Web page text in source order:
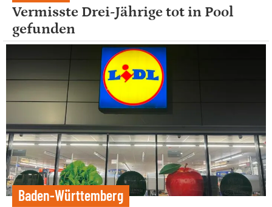
Vermisste Drei-Jährige tot in Pool
gefunden
Baden-Württemberg